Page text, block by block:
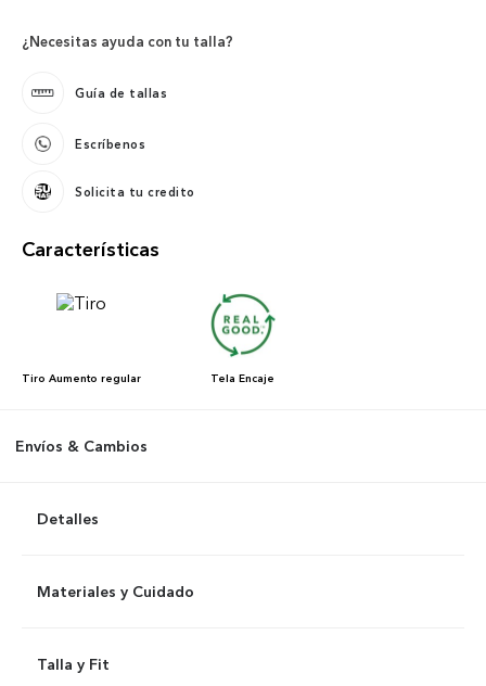
¿Necesitas ayuda con tu talla?
Guía de tallas
Escríbenos
Solicita tu credito
Características
Tiro Aumento regular Tela Encaje
Envíos & Cambios
Detalles
Materiales y Cuidado
Talla y Fit